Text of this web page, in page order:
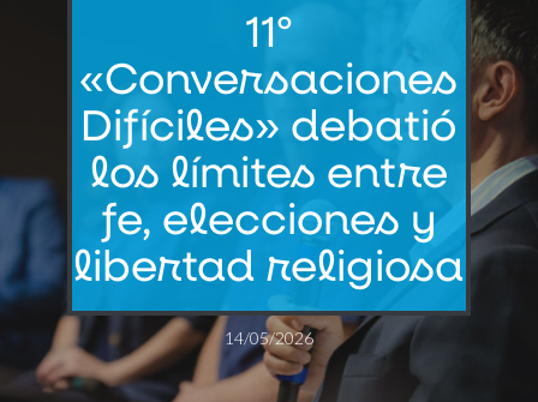
11º
«Conversaciones
Difíciles» debatió
los límites entre
fe, elecciones y
libertad religiosa
14/05/2026